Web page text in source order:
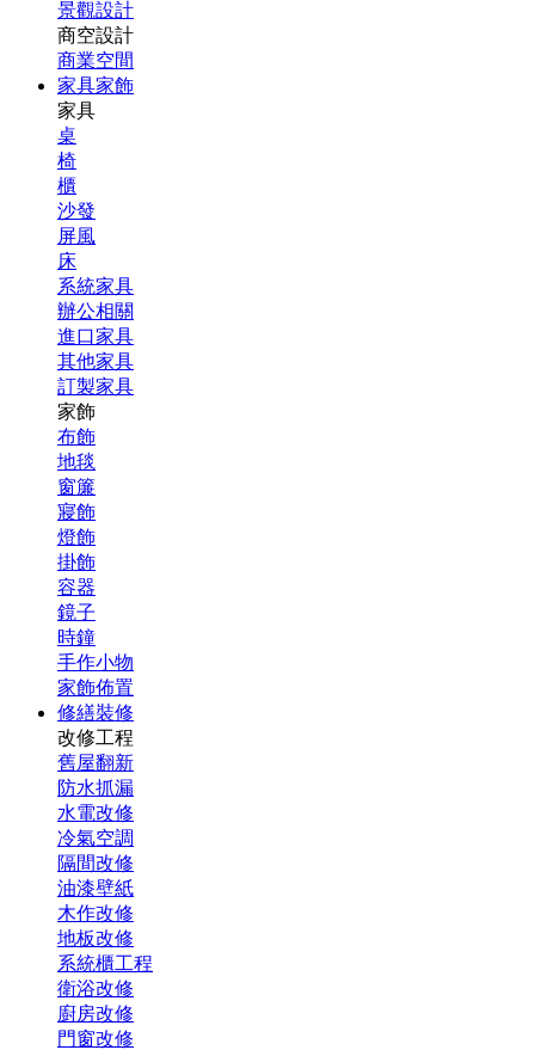
景觀設計
商空設計
商業空間
家具家飾
家具
桌
椅
櫃
沙發
屏風
床
系統家具
辦公相關
進口家具
其他家具
訂製家具
家飾
布飾
地毯
窗簾
寢飾
燈飾
掛飾
容器
鏡子
時鐘
手作小物
家飾佈置
修繕裝修
改修工程
舊屋翻新
防水抓漏
水電改修
冷氣空調
隔間改修
油漆壁紙
木作改修
地板改修
系統櫃工程
衛浴改修
廚房改修
門窗改修